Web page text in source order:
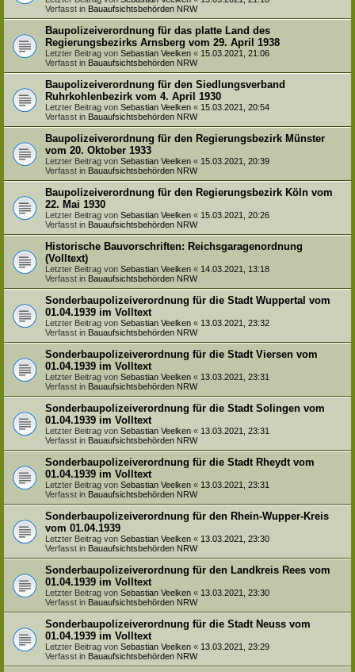
Verfasst in Bauaufsichtsbehörden NRW
Baupolizeiverordnung für das platte Land des
Regierungsbezirks Arnsberg vom 29. April 1938
Letzter Beitrag von Sebastian Veelken « 15.03.2021, 21:06
Verfasst in Bauaufsichtsbehörden NRW
Baupolizeiverordnung für den Siedlungsverband
Ruhrkohlenbezirk vom 4. April 1930
Letzter Beitrag von Sebastian Veelken « 15.03.2021, 20:54
Verfasst in Bauaufsichtsbehörden NRW
Baupolizeiverordnung für den Regierungsbezirk Münster
vom 20. Oktober 1933
Letzter Beitrag von Sebastian Veelken « 15.03.2021, 20:39
Verfasst in Bauaufsichtsbehörden NRW
Baupolizeiverordnung für den Regierungsbezirk Köln vom
22. Mai 1930
Letzter Beitrag von Sebastian Veelken « 15.03.2021, 20:26
Verfasst in Bauaufsichtsbehörden NRW
Historische Bauvorschriften: Reichsgaragenordnung
(Volltext)
Letzter Beitrag von Sebastian Veelken « 14.03.2021, 13:18
Verfasst in Bauaufsichtsbehörden NRW
Sonderbaupolizeiverordnung für die Stadt Wuppertal vom
01.04.1939 im Volltext
Letzter Beitrag von Sebastian Veelken « 13.03.2021, 23:32
Verfasst in Bauaufsichtsbehörden NRW
Sonderbaupolizeiverordnung für die Stadt Viersen vom
01.04.1939 im Volltext
Letzter Beitrag von Sebastian Veelken « 13.03.2021, 23:31
Verfasst in Bauaufsichtsbehörden NRW
Sonderbaupolizeiverordnung für die Stadt Solingen vom
01.04.1939 im Volltext
Letzter Beitrag von Sebastian Veelken « 13.03.2021, 23:31
Verfasst in Bauaufsichtsbehörden NRW
Sonderbaupolizeiverordnung für die Stadt Rheydt vom
01.04.1939 im Volltext
Letzter Beitrag von Sebastian Veelken « 13.03.2021, 23:31
Verfasst in Bauaufsichtsbehörden NRW
Sonderbaupolizeiverordnung für den Rhein-Wupper-Kreis
vom 01.04.1939
Letzter Beitrag von Sebastian Veelken « 13.03.2021, 23:30
Verfasst in Bauaufsichtsbehörden NRW
Sonderbaupolizeiverordnung für den Landkreis Rees vom
01.04.1939 im Volltext
Letzter Beitrag von Sebastian Veelken « 13.03.2021, 23:30
Verfasst in Bauaufsichtsbehörden NRW
Sonderbaupolizeiverordnung für die Stadt Neuss vom
01.04.1939 im Volltext
Letzter Beitrag von Sebastian Veelken « 13.03.2021, 23:29
Verfasst in Bauaufsichtsbehörden NRW